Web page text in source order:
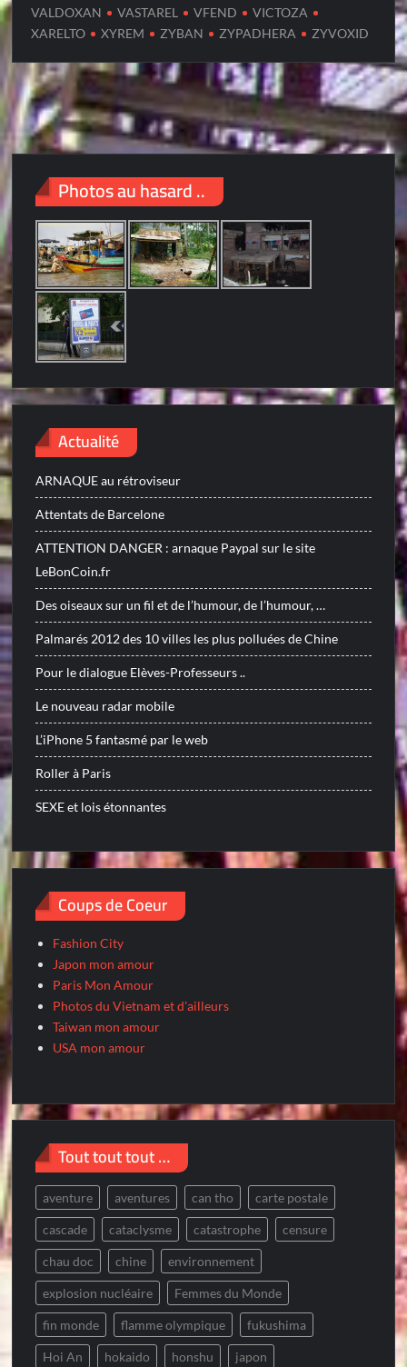
VALDOXAN
VASTAREL VFEND
VICTOZA
XARELTO
XYREM ZYBAN ZYPADHERA ZYVOXID
Photos au hasard ..
Actualité
ARNAQUE au rétroviseur
Attentats de Barcelone
ATTENTION DANGER : arnaque Paypal sur le site
LeBonCoin.fr
Des oiseaux sur un fil et de l’humour, de l’humour, …
Palmarés 2012 des 10 villes les plus polluées de Chine
Pour le dialogue Elèves-Professeurs ..
Le nouveau radar mobile
L’iPhone 5 fantasmé par le web
Roller à Paris
SEXE et lois étonnantes
Coups de Coeur
Fashion City
Japon mon amour
Paris Mon Amour
Photos du Vietnam et d'ailleurs
Taiwan mon amour
USA mon amour
Tout tout tout …
aventure aventures can tho carte postale
cascade cataclysme catastrophe censure
chau doc chine environnement
explosion nucléaire Femmes du Monde
fin monde flamme olympique fukushima
Hoi An hokaido honshu japon